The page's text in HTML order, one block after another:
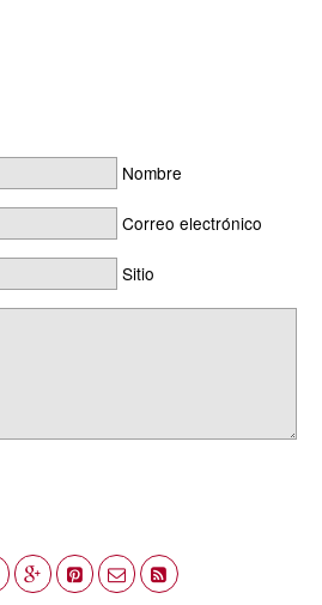
Nombre
Correo electrónico
Sitio